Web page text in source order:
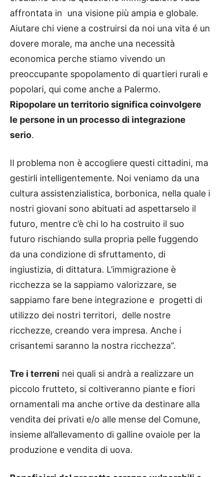
affrontata in una visione più ampia e globale.
Aiutare chi viene a costruirsi da noi una vita é un
dovere morale, ma anche una necessità
economica perche stiamo vivendo un
preoccupante spopolamento di quartieri rurali e
popolari, qui come anche a Palermo.
Ripopolare un territorio significa coinvolgere
le persone in un processo di integrazione
serio.
Il problema non è accogliere questi cittadini, ma
gestirli intelligentemente. Noi veniamo da una
cultura assistenzialistica, borbonica, nella quale i
nostri giovani sono abituati ad aspettarselo il
futuro, mentre c’è chi lo ha costruito il suo
futuro rischiando sulla propria pelle fuggendo
da una condizione di sfruttamento, di
ingiustizia, di dittatura. L’immigrazione è
ricchezza se la sappiamo valorizzare, se
sappiamo fare bene integrazione e progetti di
utilizzo dei nostri territori, delle nostre
ricchezze, creando vera impresa. Anche i
crisantemi saranno la nostra ricchezza”.
Tre i terreni nei quali si andrà a realizzare un
piccolo frutteto, si coltiveranno piante e fiori
ornamentali ma anche ortive da destinare alla
vendita dei privati e/o alle mense del Comune,
insieme all’allevamento di galline ovaiole per la
produzione e vendita di uova.